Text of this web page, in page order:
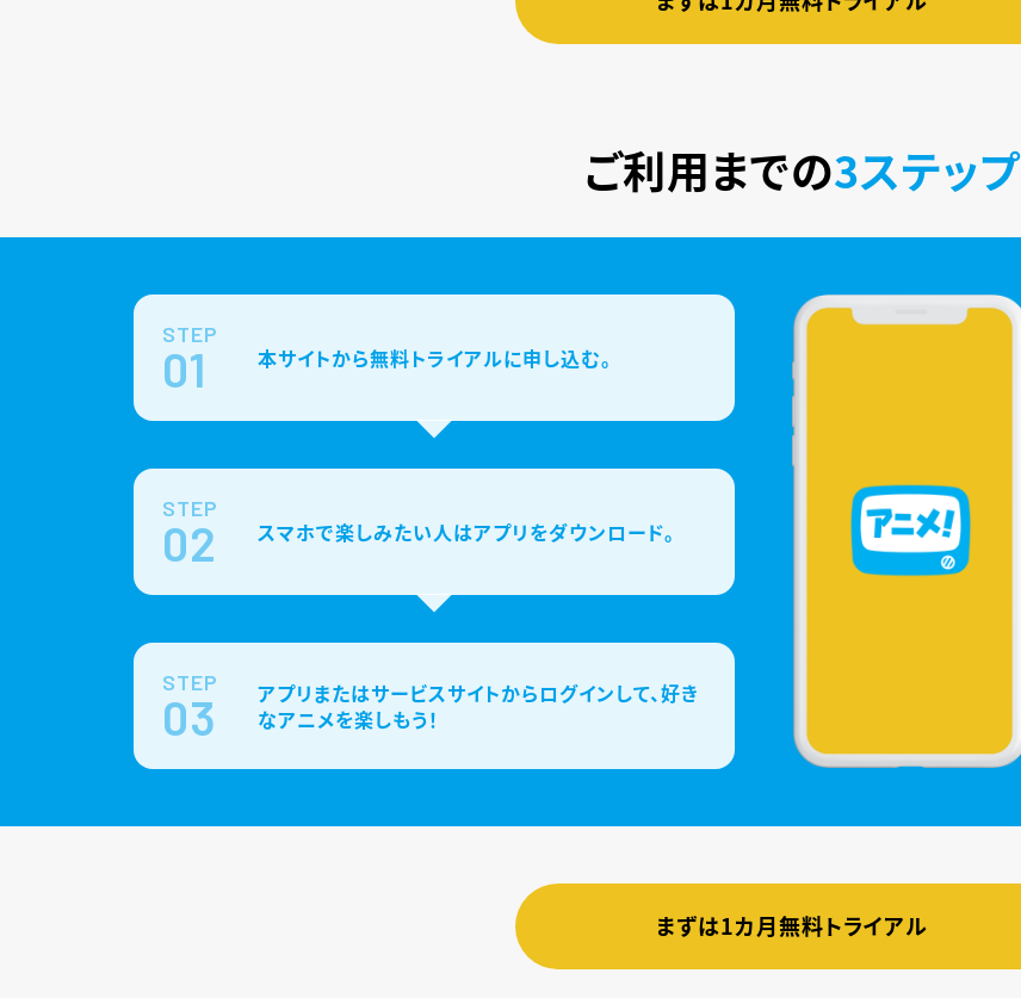
ご利用までの3ステップ
STEP
01 本サイトから無料トライアルに申し込む。
STEP
02 スマホで楽しみたい人はアプリをダウンロード。
STEP
03
アプリまたはサービスサイトからログインして、好き
なアニメを楽しもう！
まずは1カ月無料トライアル